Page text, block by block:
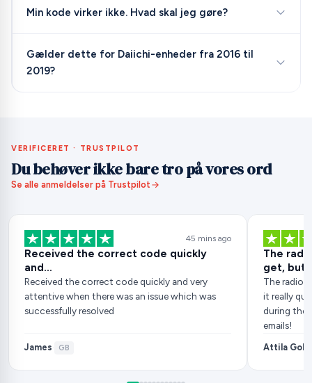
Min kode virker ikke. Hvad skal jeg gøre?
Gælder dette for Daiichi-enheder fra 2016 til
2019?
VERIFICERET · TRUSTPILOT
Du behøver ikke bare tro på vores ord
Se alle anmeldelser på Trustpilot
45 mins ago
Received the correct code quickly
and…
Received the correct code quickly and very
attentive when there was an issue which was
successfully resolved
James· GB
The
get,
The radio
it really
during the
emails!
Attila